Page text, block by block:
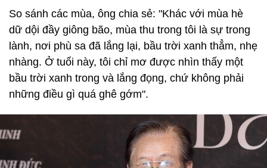
So sánh các mùa, ông chia sẻ: "Khác với mùa hè
dữ dội đầy giông bão, mùa thu trong tôi là sự trong
lành, nơi phù sa đã lắng lại, bầu trời xanh thẳm, nhẹ
nhàng. Ở tuổi này, tôi chỉ mơ được nhìn thấy một
bầu trời xanh trong và lắng đọng, chứ không phải
những điều gì quá ghê gớm".